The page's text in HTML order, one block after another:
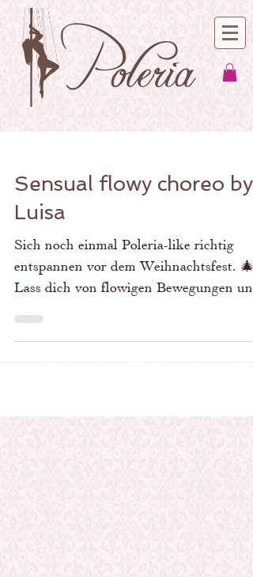
Sensual flowy choreo by
Luisa
Sich noch einmal Poleria-like richtig
entspannen vor dem Weihnachtsfest. 🎄
Lass dich von flowigen Bewegungen und